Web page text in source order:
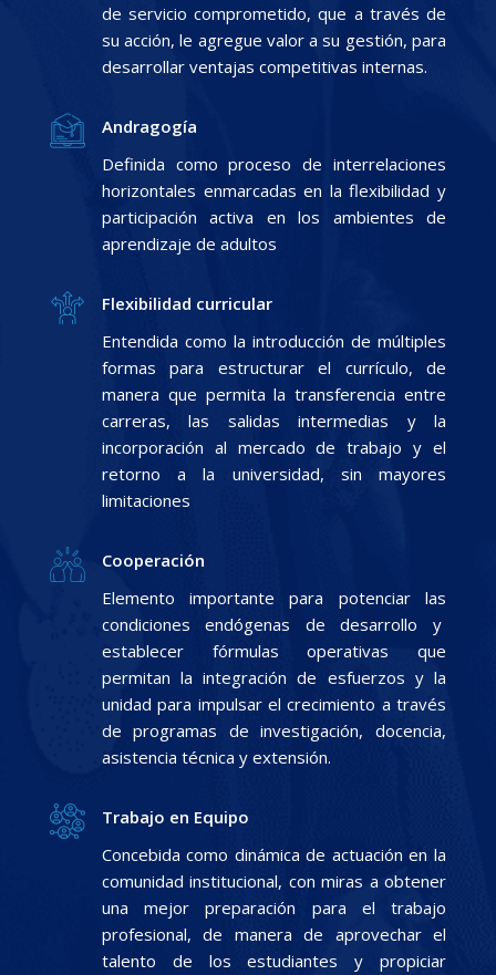
de servicio comprometido, que a través de
su acción, le agregue valor a su gestión, para
desarrollar ventajas competitivas internas.
Andragogía
Definida como proceso de interrelaciones
horizontales enmarcadas en la flexibilidad y
participación activa en los ambientes de
aprendizaje de adultos
Flexibilidad curricular
Entendida como la introducción de múltiples
formas para estructurar el currículo, de
manera que permita la transferencia entre
carreras, las salidas intermedias y la
incorporación al mercado de trabajo y el
retorno a la universidad, sin mayores
limitaciones
Cooperación
Elemento importante para potenciar las
condiciones endógenas de desarrollo y
establecer fórmulas operativas que
permitan la integración de esfuerzos y la
unidad para impulsar el crecimiento a través
de programas de investigación, docencia,
asistencia técnica y extensión.
Trabajo en Equipo
Concebida como dinámica de actuación en la
comunidad institucional, con miras a obtener
una mejor preparación para el trabajo
profesional, de manera de aprovechar el
talento de los estudiantes y propiciar